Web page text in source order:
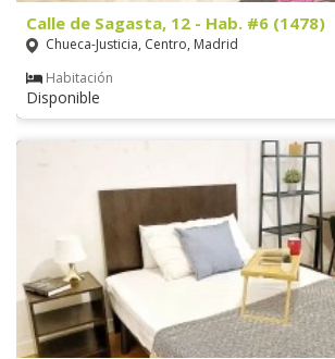
Calle de Sagasta, 12 - Hab. #6 (1478)
Chueca-Justicia, Centro, Madrid
Habitación
Disponible